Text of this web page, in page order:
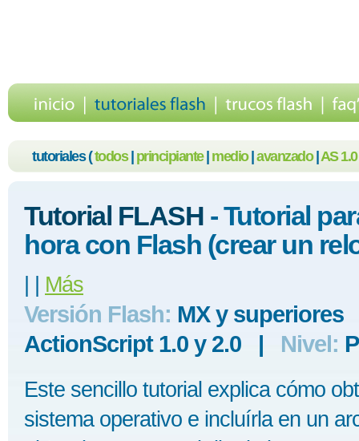
tutoriales (todos| principiante| medio| avanzado| AS 1.0
Tutorial FLASH - Tutorial
hora con Flash (crear un
Más
Versión Flash: MX y
ActionScript 1.0 y 2.0 | Nivel:
Este sencillo tutorial explica cómo
sistema operativo e incluírla en un